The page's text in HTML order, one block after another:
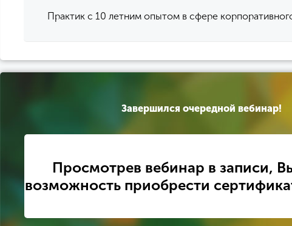
Практик с 10 летним опытом в сфере
Завершился очередной вебинар!
Просмотрев вебинар в записи,
возможность приобрести